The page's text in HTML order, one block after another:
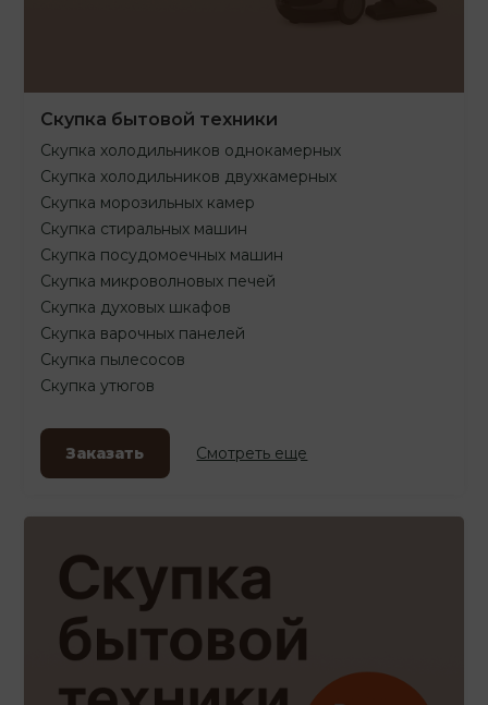
Скупка бытовой техники
Скупка холодильников однокамерных
Скупка холодильников двухкамерных
Скупка морозильных камер
Скупка стиральных машин
Скупка посудомоечных машин
Скупка микроволновых печей
Скупка духовых шкафов
Скупка варочных панелей
Скупка пылесосов
Скупка утюгов
Заказать Смотреть еще